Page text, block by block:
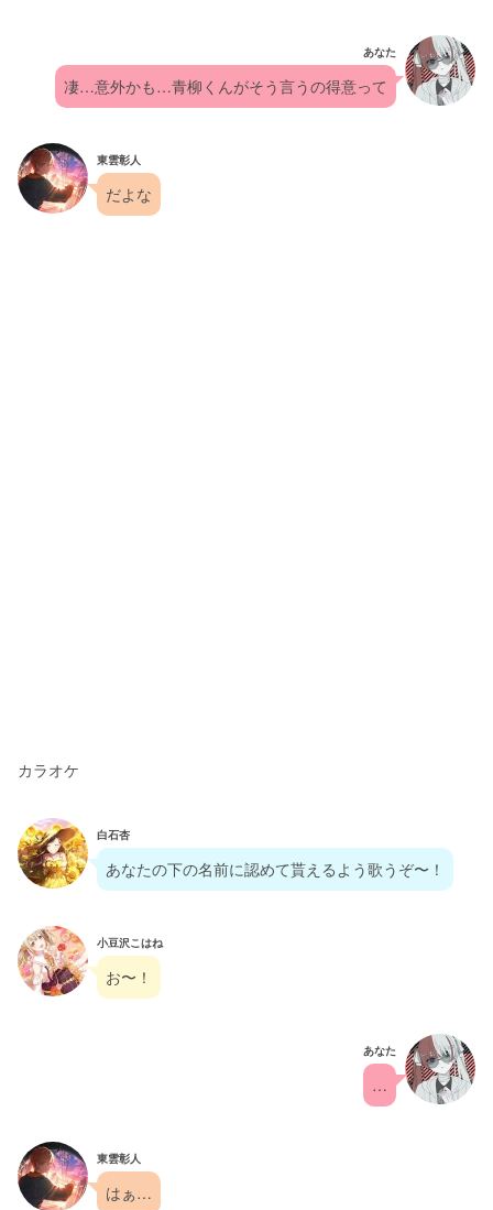
あなた
凄…意外かも…青柳くんがそう言うの得意って
東雲彰人
だよな
カラオケ
白石杏
あなたの下の名前に認めて貰えるよう歌うぞ〜！
小豆沢こはね
お〜！
あなた
…
東雲彰人
はぁ…